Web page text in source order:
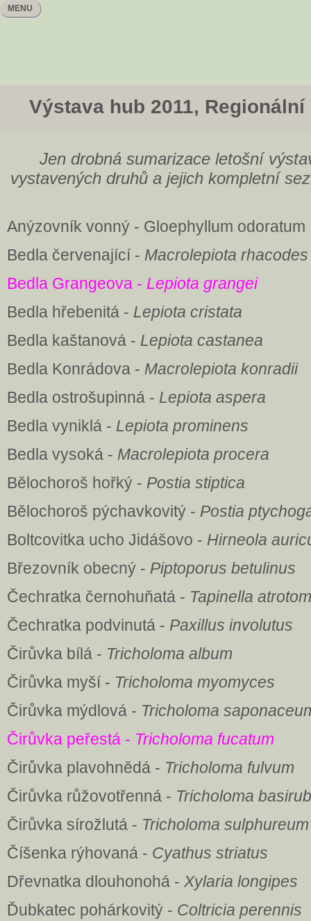
MENU
Výstava hub 2011,
Jen drobná sumarizace letošní
vystavených druhů a jejich kompletní
Anýzovník vonný - Gloephyllum odoratum
Bedla červenající - Macrolepiota rhacodes
Bedla Grangeova - Lepiota grangei
Bedla hřebenitá - Lepiota cristata
Bedla kaštanová - Lepiota castanea
Bedla Konrádova - Macrolepiota konradii
Bedla ostrošupinná - Lepiota aspera
Bedla vyniklá - Lepiota prominens
Bedla vysoká - Macrolepiota procera
Bělochoroš hořký - Postia stiptica
Bělochoroš pýchavkovitý - Postia
Boltcovitka ucho Jidášovo - Hirneola
Březovník obecný - Piptoporus betulinus
Čechratka černohuňatá - Tapinella
Čechratka podvinutá - Paxillus involutus
Čirůvka bílá - Tricholoma album
Čirůvka myší - Tricholoma myomyces
Čirůvka mýdlová - Tricholoma
Čirůvka peřestá - Tricholoma fucatum
Čirůvka plavohnědá - Tricholoma fulvum
Čirůvka růžovotřenná - Tricholoma
Čirůvka sírožlutá - Tricholoma
Číšenka rýhovaná - Cyathus striatus
Dřevnatka dlouhonohá - Xylaria longipes
Ďubkatec pohárkovitý - Coltricia perennis